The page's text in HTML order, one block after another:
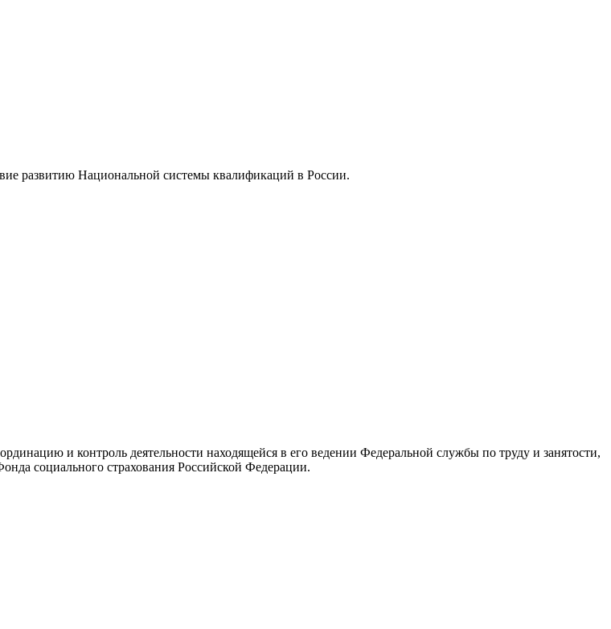
развитию Национальной системы квалификаций в России.
и контроль деятельности находящейся в его ведении Федеральной службы по труду и занятости,
социального страхования Российской Федерации.